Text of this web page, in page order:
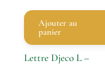
Ajouter au
panier
Lettre Djeco L –